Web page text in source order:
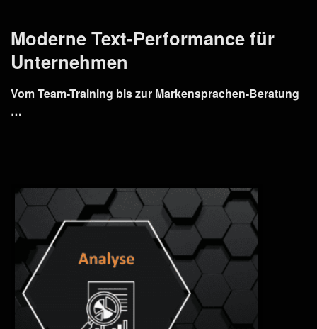
Moderne Text-Performance für
Unternehmen
Vom Team-Training bis zur Markensprachen-Beratung
…